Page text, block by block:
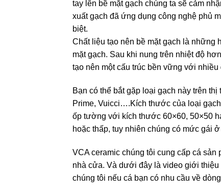
tay lên bề mặt gạch chúng ta sẽ cảm
xuất gạch đã ứng dụng công nghệ phủ
biệt.
Chất liệu tạo nên bề mặt gạch là những
mặt gạch. Sau khi nung trên nhiệt độ
tạo nên một cấu trúc bền vững với
Bạn có thể bắt gặp loại gạch này trên
Prime, Vuicci….Kích thước của loại
ốp tường với kích thước 60×60, 50×50
hoặc thấp, tuy nhiên chúng có mức gái ở
VCA ceramic chúng tôi cung cấp cá sản
nhà cửa. Và dưới đây là video giới
chúng tôi nếu cá bạn có nhu cầu về